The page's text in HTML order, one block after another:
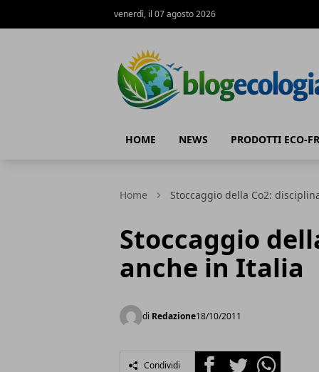
venerdì, il 07 agosto 2026
HOME NEWS PRODOTTI ECO-
Home Stoccaggio della Co2:
Stoccaggio
anche in Italia
di Redazione18/10/2011
Condividi FacebookTwitterWhatsapp